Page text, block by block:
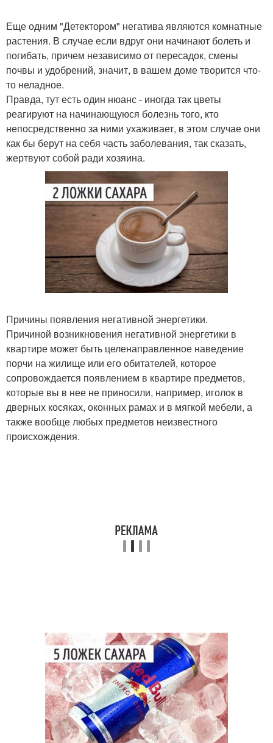
Еще одним "Детектором" негатива являются комнатные
растения. В случае если вдруг они начинают болеть и
погибать, причем независимо от пересадок, смены
почвы и удобрений, значит, в вашем доме творится что-
то неладное.
Правда, тут есть один нюанс - иногда так цветы
реагируют на начинающуюся болезнь того, кто
непосредственно за ними ухаживает, в этом случае они
как бы берут на себя часть заболевания, так сказать,
жертвуют собой ради хозяина.
Причины появления негативной энергетики.
Причиной возникновения негативной энергетики в
квартире может быть целенаправленное наведение
порчи на жилище или его обитателей, которое
сопровождается появлением в квартире предметов,
которые вы в нее не приносили, например, иголок в
дверных косяках, оконных рамах и в мягкой мебели, а
также вообще любых предметов неизвестного
происхождения.